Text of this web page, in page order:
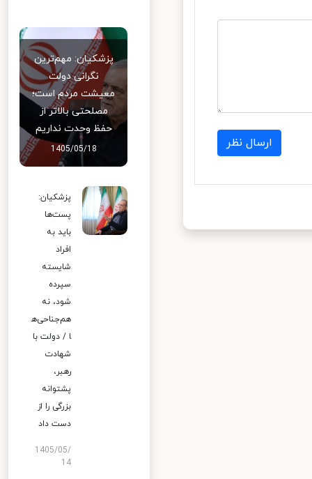
ارسال نظر
پزشکیان: مهم‌ترین
نگرانی دولت
معیشت مردم است؛
مصلحتی بالاتر از
حفظ وحدت نداریم
1405/05/18
پزشکیان:
پست‌ها
باید به
افراد
شایسته
سپرده
شود، نه
هم‌جناحی‌ه
ا / دولت با
شهادت
رهبر،
پشتوانه
بزرگی را از
دست داد
1405/05/
14